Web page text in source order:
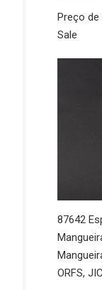
Preço de
Sale
87642
ORFS,